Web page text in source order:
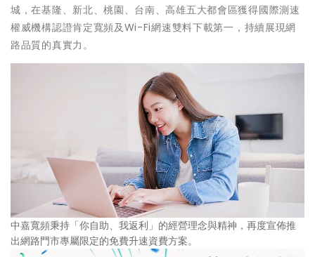
城，在基隆、新北、桃園、台南、高雄五大都會區獲得國際測速
權威機構認證肯定寬頻及Wi-Fi網速雙料下載第一，持續展現網
路品質的真實力。
中嘉寬頻秉持「你自助、我返利」的經營理念與精神，再度宣佈推
出網路門市專屬限定的免費升速資費方案。